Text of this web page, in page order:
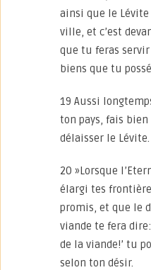
ainsi que le
ville, et c’est
que tu feras
biens que tu
19 Aussi
ton pays, fais
délaisser le Lévite.
20 »Lorsque
élargi tes
promis, et que le
viande te fera
de la viande!’ tu
selon ton désir.